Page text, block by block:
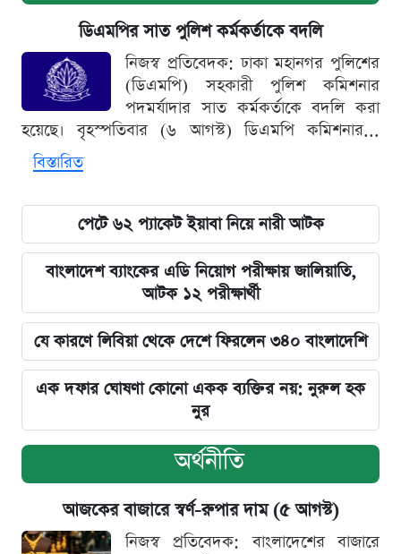
ডিএমপির সাত পুলিশ কর্মকর্তাকে বদলি
নিজস্ব প্রতিবেদক: ঢাকা মহানগর পুলিশের
(ডিএমপি) সহকারী পুলিশ কমিশনার
পদমর্যাদার সাত কর্মকর্তাকে বদলি করা
হয়েছে। বৃহস্পতিবার (৬ আগস্ট) ডিএমপি কমিশনার...
বিস্তারিত
পেটে ৬২ প্যাকেট ইয়াবা নিয়ে নারী আটক
বাংলাদেশ ব্যাংকের এডি নিয়োগ পরীক্ষায় জালিয়াতি,
আটক ১২ পরীক্ষার্থী
যে কারণে লিবিয়া থেকে দেশে ফিরলেন ৩৪০ বাংলাদেশি
এক দফার ঘোষণা কোনো একক ব্যক্তির নয়: নুরুল হক
নুর
অর্থনীতি
আজকের বাজারে স্বর্ণ-রুপার দাম (৫ আগস্ট)
নিজস্ব প্রতিবেদক: বাংলাদেশের বাজারে